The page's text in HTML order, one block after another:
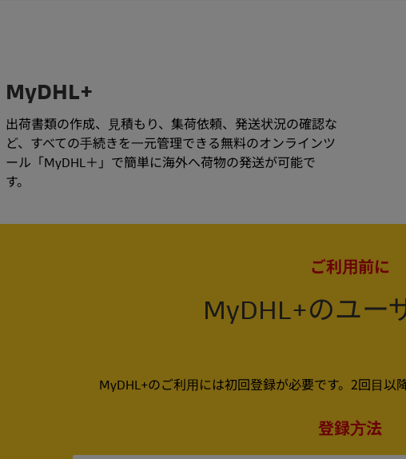
MyDHL+
出荷書類の作成、⾒積もり、集荷依頼、発送状況の確認な
ど、すべての⼿続きを⼀元管理できる無料のオンラインツ
ール「MyDHL＋」で簡単に海外へ荷物の発送が可能で
す。
ご利⽤前に
MyDHL+のユー
MyDHL+のご利⽤には初回登録が必要です。2回⽬以
登録⽅法